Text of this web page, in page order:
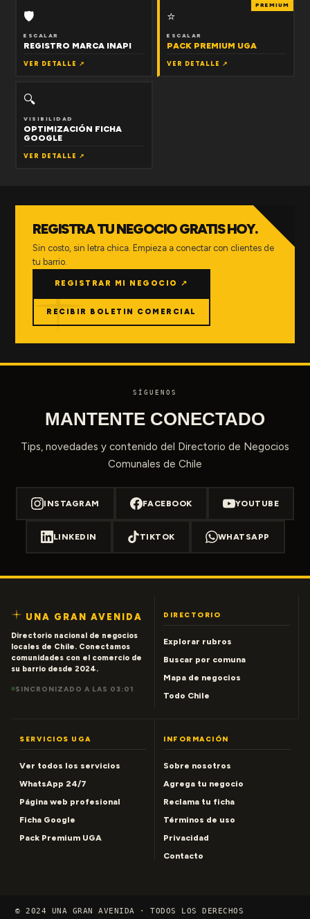
🛡
ESCALAR
REGISTRO MARCA INAPI
VER DETALLE ↗
PREMIUM
⭐
ESCALAR
PACK PREMIUM UGA
VER DETALLE ↗
🔍
VISIBILIDAD
OPTIMIZACIÓN FICHA
GOOGLE
VER DETALLE ↗
REGISTRA TU NEGOCIO GRATIS HOY.
Sin costo, sin letra chica. Empieza a conectar con clientes de
tu barrio.
REGISTRAR MI NEGOCIO ↗
RECIBIR BOLETIN COMERCIAL
SÍGUENOS
MANTENTE CONECTADO
Tips, novedades y contenido del Directorio de Negocios
Comunales de Chile
INSTAGRAM FACEBOOK YOUTUBE
LINKEDIN TIKTOK WHATSAPP
UNA GRAN AVENIDA
Directorio nacional de negocios
locales de Chile. Conectamos
comunidades con el comercio de
su barrio desde 2024.
SINCRONIZADO A LAS 03:01
DIRECTORIO
Explorar rubros
Buscar por comuna
Mapa de negocios
Todo Chile
SERVICIOS UGA
Ver todos los servicios
WhatsApp 24/7
Página web profesional
Ficha Google
Pack Premium UGA
INFORMACIÓN
Sobre nosotros
Agrega tu negocio
Reclama tu ficha
Términos de uso
Privacidad
Contacto
© 2024 UNA GRAN AVENIDA · TODOS LOS DERECHOS